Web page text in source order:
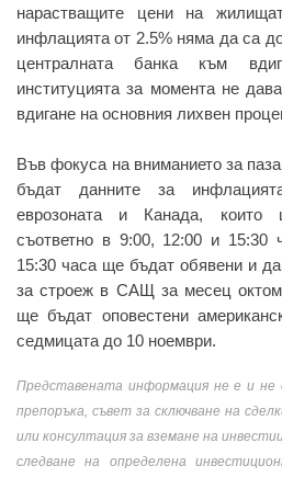
нарастващите цени на
инфлацията от 2.5% няма да са
централната банка към
институцията за момента не
вдигане на основния лихвен
Във фокуса на вниманието за
бъдат данните за
еврозоната и Канада, които
съответно в 9:00, 12:00 и 15:30
15:30 часа ще бъдат обявени и
за строеж в САЩ за месец
ще бъдат оповестени
седмицата до 10 ноември.
Представената информация не е и не
препоръка, съвет за сключване на
или консултация за вземане на
следване на определена